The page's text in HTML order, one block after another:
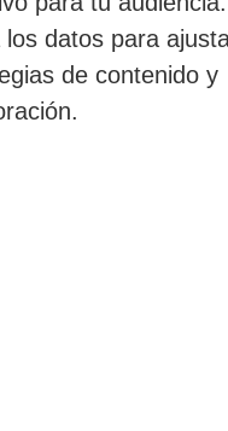
los datos para
de contenido y